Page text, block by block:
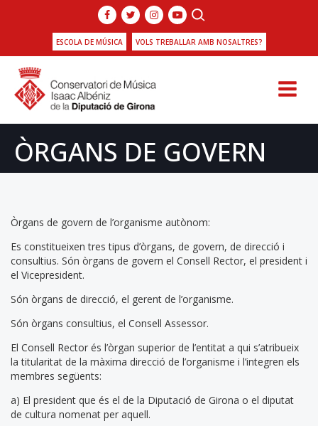
ESCOLA DE MÚSICA VOLS TREBALLAR AMB NOSALTRES?
ÒRGANS DE GOVERN
Òrgans de govern de l’organisme autònom:
Es constitueixen tres tipus d’òrgans, de govern, de direcció i
consultius. Són òrgans de govern el Consell Rector, el president i
el Vicepresident.
Són òrgans de direcció, el gerent de l’organisme.
Són òrgans consultius, el Consell Assessor.
El Consell Rector és l’òrgan superior de l’entitat a qui s’atribueix
la titularitat de la màxima direcció de l’organisme i l’integren els
membres següents:
a) El president que és el de la Diputació de Girona o el diputat
de cultura nomenat per aquell.